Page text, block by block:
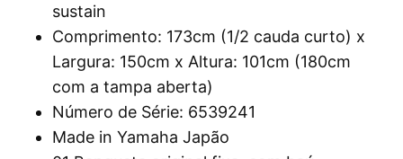
sustain
Comprimento: 173cm (1/2 cauda curto) x
Largura: 150cm x Altura: 101cm (180cm
com a tampa aberta)
Número de Série: 6539241
Made in Yamaha Japão